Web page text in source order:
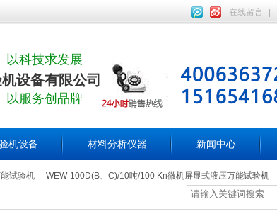
在线留言
以科技求发展
设备有限公司
以服务创品牌
机设备 材料分析仪器 新闻中心
试验机 WEW-100D(B、C)/10吨/100 Kn微机屏显式液压万能试验机